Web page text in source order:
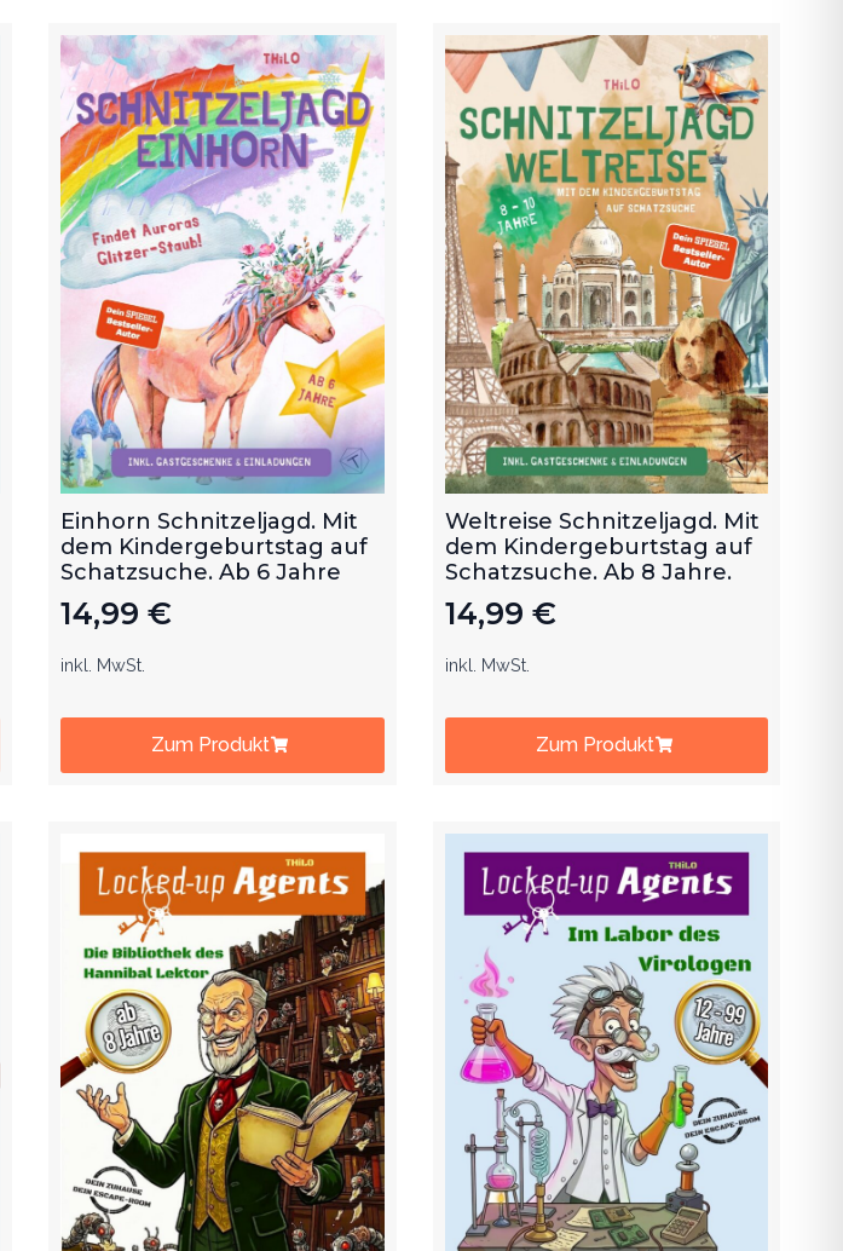
Einhorn Schnitzeljagd. Mit
dem Kindergeburtstag auf
Schatzsuche. Ab 6 Jahre
14,99 €
inkl. MwSt.
Zum Produkt
Weltreise Schnitzeljagd. Mit
dem Kindergeburtstag auf
Schatzsuche. Ab 8 Jahre.
14,99 €
inkl. MwSt.
Zum Produkt